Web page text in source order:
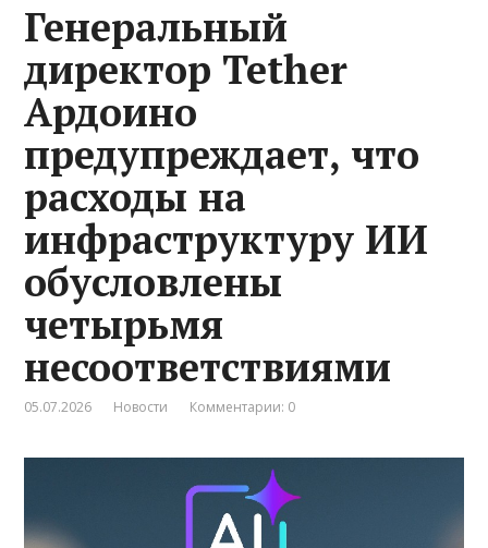
Генеральный
директор Tether
Ардоино
предупреждает, что
расходы на
инфраструктуру ИИ
обусловлены
четырьмя
несоответствиями
05.07.2026 Новости Комментарии: 0